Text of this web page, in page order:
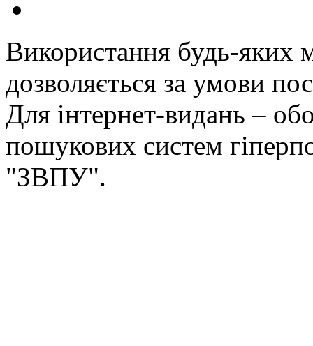
Використання будь-яких
дозволяється за умови
Для інтернет-видань –
пошукових систем
"ЗВПУ".